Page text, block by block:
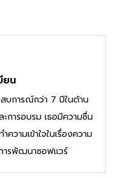
ยน
บการณ์กว่า 7 ปีในด้าน
การอบรม เธอมีความชื่น
วามเข้าใจในเรื่องความ
ารพัฒนาซอฟแวร์